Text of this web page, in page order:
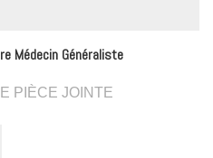
Médecin Généraliste
PIÈCE JOINTE